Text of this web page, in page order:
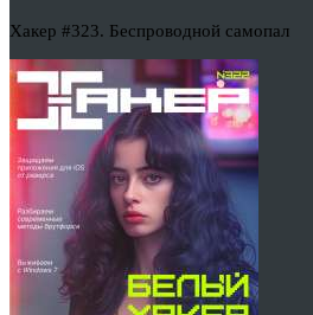
Хакер #323. Беспроводной самопал